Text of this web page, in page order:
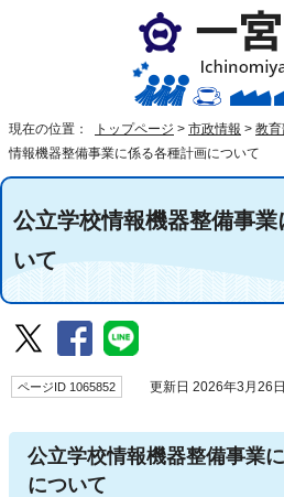
現在の位置： トップページ > 市政情報 > 教
情報機器整備事業に係る各種計画について
公立学校情報機器整備事
いて
ページID 1065852 更新日 2026年3月26日
公立学校情報機器整備事業
について